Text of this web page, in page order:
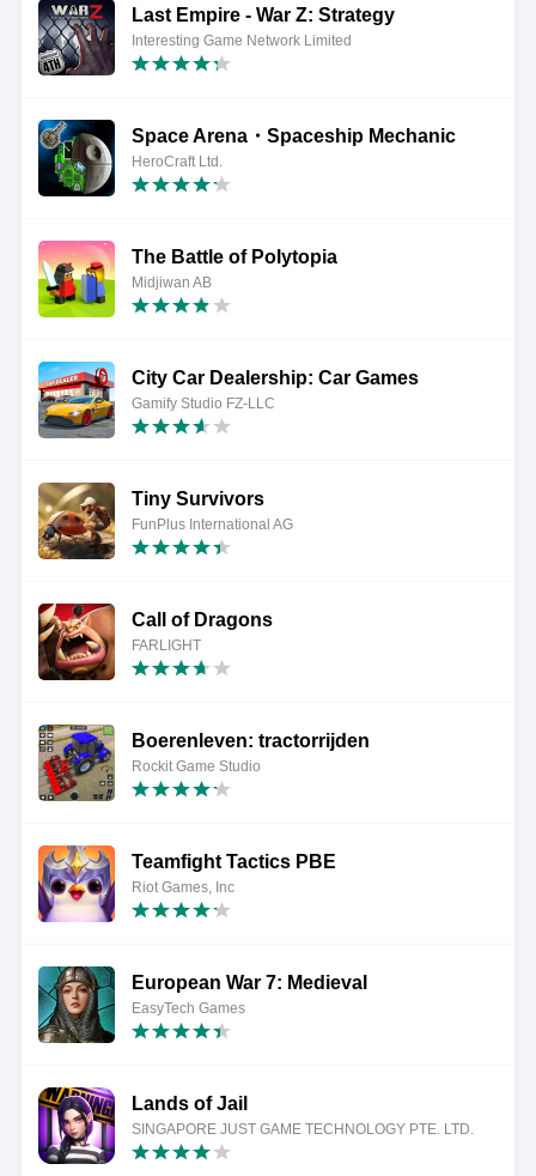
Last Empire - War Z: Strategy
Interesting Game Network Limited
Space Arena・Spaceship Mechanic
HeroCraft Ltd.
The Battle of Polytopia
Midjiwan AB
City Car Dealership: Car Games
Gamify Studio FZ-LLC
Tiny Survivors
FunPlus International AG
Call of Dragons
FARLIGHT
Boerenleven: tractorrijden
Rockit Game Studio
Teamfight Tactics PBE
Riot Games, Inc
European War 7: Medieval
EasyTech Games
Lands of Jail
SINGAPORE JUST GAME TECHNOLOGY PTE. LTD.